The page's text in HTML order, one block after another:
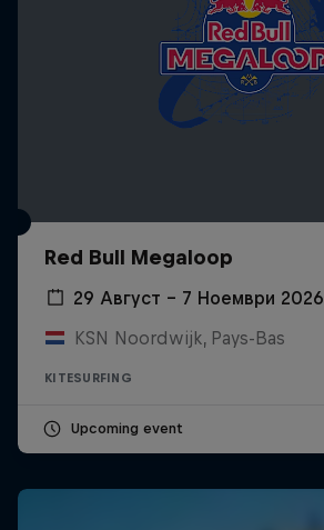
Red Bull Megaloop
29 Август – 7 Ноември 2026
KSN Noordwijk, Pays-Bas
KITESURFING
Upcoming event